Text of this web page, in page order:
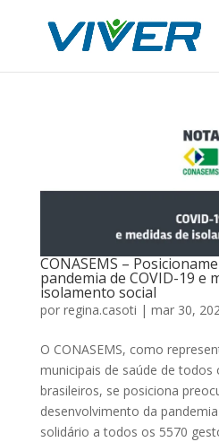
CONASEMS –
pandemia de COVID-19 e
isolamento social
por regina.casoti | mar 30,
O CONASEMS, como
municipais de saúde de todos
brasileiros, se posiciona
desenvolvimento da
solidário a todos os 5570